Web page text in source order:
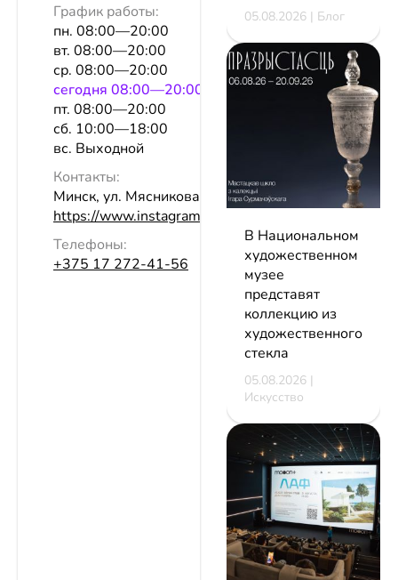
График работы:
пн. 08:00—20:00
вт. 08:00—20:00
ср. 08:00—20:00
сeгодня 08:00—20:00
пт. 08:00—20:00
сб. 10:00—18:00
вс. Выходной
Контакты:
Минск, ул. Мясникова, 11Б
https://www.instagram.com/altadeanminsk/
Телефоны:
+375 17 272-41-56
05.08.2026 | Блог
В Национальном
художественном
музее
представят
коллекцию из
художественного
стекла
05.08.2026 |
Искусство